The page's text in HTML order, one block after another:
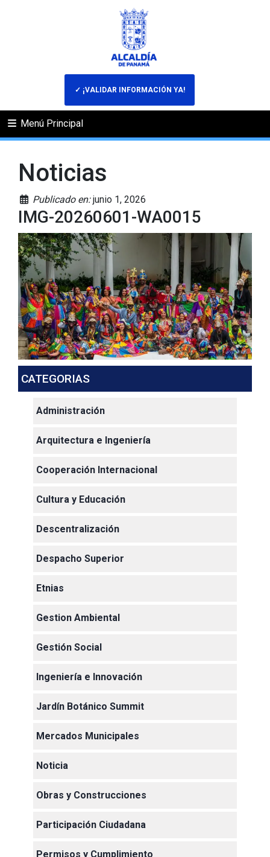
✓ ¡VALIDAR INFORMACIÓN YA!
Menú Principal
Noticias
Publicado en:junio 1, 2026
IMG-20260601-WA0015
CATEGORIAS
Administración
Arquitectura e Ingeniería
Cooperación Internacional
Cultura y Educación
Descentralización
Despacho Superior
Etnias
Gestion Ambiental
Gestión Social
Ingeniería e Innovación
Jardín Botánico Summit
Mercados Municipales
Noticia
Obras y Construcciones
Participación Ciudadana
Permisos y Cumplimiento